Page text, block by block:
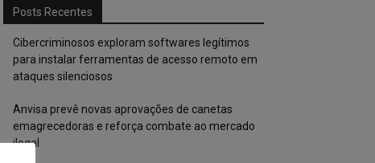
Posts Recentes
Cibercriminosos exploram softwares legítimos
para instalar ferramentas de acesso remoto em
ataques silenciosos
Anvisa prevê novas aprovações de canetas
emagrecedoras e reforça combate ao mercado
ilegal